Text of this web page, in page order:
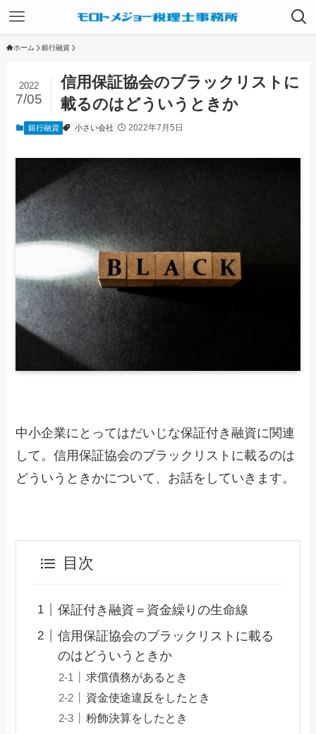
ホーム 銀行融資
信用保証協会のブラックリストに
載るのはどういうときか
2022
7/05
銀行融資 小さい会社 2022年7月5日
中小企業にとってはだいじな保証付き融資に関連
して。信用保証協会のブラックリストに載るのは
どういうときかについて、お話をしていきます。
目次
保証付き融資＝資金繰りの生命線
信用保証協会のブラックリストに載る
のはどういうときか
求償債務があるとき
資金使途違反をしたとき
粉飾決算をしたとき